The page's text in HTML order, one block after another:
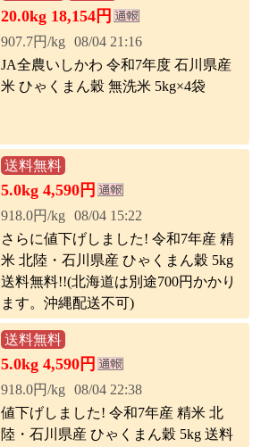
20.0kg 18,154円
907.7円/kg 08/04 21:16
JA全農いしかわ 令和7年度 石川県産
米 ひゃくまん穀 無洗米 5kg×4袋
送料無料
5.0kg 4,590円
918.0円/kg 08/04 15:22
さらに値下げしました! 令和7年産 精
米 北陸・石川県産 ひゃくまん穀 5kg
送料無料!!(北海道は別途700円かかり
ます。沖縄配送不可)
送料無料
5.0kg 4,590円
918.0円/kg 08/04 22:38
値下げしました! 令和7年産 精米 北
陸・石川県産 ひゃくまん穀 5kg 送料